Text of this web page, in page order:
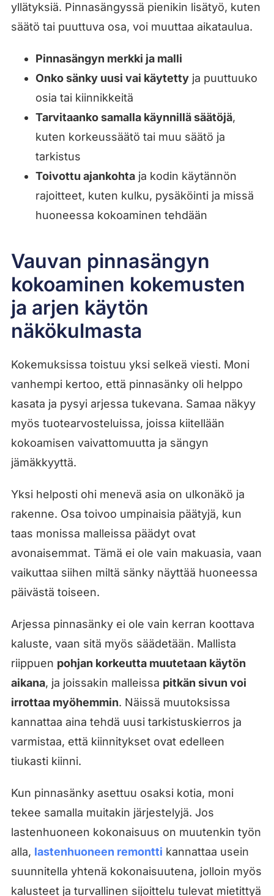
yllätyksiä. Pinnasängyssä pienikin lisätyö, kuten
säätö tai puuttuva osa, voi muuttaa aikataulua.
Pinnasängyn merkki ja malli
Onko sänky uusi vai käytettyja puuttuuko
osia tai kiinnikkeitä
Tarvitaanko samalla käynnillä säätöjä,
kuten korkeussäätö tai muu säätö ja
tarkistus
Toivottu ajankohtaja kodin käytännön
rajoitteet, kuten kulku, pysäköinti ja missä
huoneessa kokoaminen tehdään
Vauvan pinnasängyn
kokoaminen kokemusten
ja arjen käytön
näkökulmasta
Kokemuksissa toistuu yksi selkeä viesti. Moni
vanhempi kertoo, että pinnasänky oli helppo
kasata ja pysyi arjessa tukevana. Samaa näkyy
myös tuotearvosteluissa, joissa kiitellään
kokoamisen vaivattomuutta ja sängyn
jämäkkyyttä.
Yksi helposti ohi menevä asia on ulkonäkö ja
rakenne. Osa toivoo umpinaisia päätyjä, kun
taas monissa malleissa päädyt ovat
avonaisemmat. Tämä ei ole vain makuasia, vaan
vaikuttaa siihen miltä sänky näyttää huoneessa
päivästä toiseen.
Arjessa pinnasänky ei ole vain kerran koottava
kaluste, vaan sitä myös säädetään. Mallista
riippuen pohjan korkeutta muutetaan käytön
aikana, ja joissakin malleissa pitkän sivun voi
irrottaa myöhemmin. Näissä muutoksissa
kannattaa aina tehdä uusi tarkistuskierros ja
varmistaa, että kiinnitykset ovat edelleen
tiukasti kiinni.
Kun pinnasänky asettuu osaksi kotia, moni
tekee samalla muitakin järjestelyjä. Jos
lastenhuoneen kokonaisuus on muutenkin työn
alla, lastenhuoneen remontti kannattaa usein
suunnitella yhtenä kokonaisuutena, jolloin myös
kalusteet ja turvallinen sijoittelu tulevat mietittyä